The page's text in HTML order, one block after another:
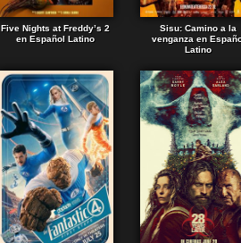
Five Nights at Freddy’s 2
en Español Latino
Sisu: Camino a la
venganza en
Latino